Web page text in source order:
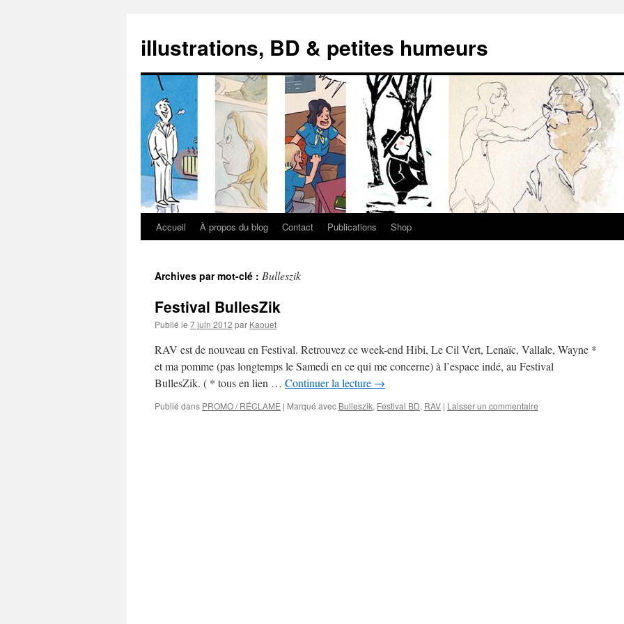
illustrations, BD & petites humeurs
Aller
contenu
Accueil À propos du blog Contact Publications Shop
Archives par mot-clé : Bulleszik
Festival BullesZik
Publié le 7 juin 2012 par Kaouet
RAV est de nouveau en Festival. Retrouvez ce week-end Hibi, Le Cil Vert, Lenaïc, Vallale, Wayne *
et ma pomme (pas longtemps le Samedi en ce qui me concerne) à l’espace indé, au Festival
BullesZik. ( * tous en lien … Continuer la lecture →
Publié dans PROMO / RÉCLAME | Marqué avec Bulleszik, Festival BD, RAV | Laisser un commentaire